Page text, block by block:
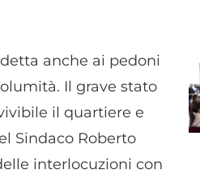
anche ai pedoni
Il grave stato
il quartiere e
Sindaco Roberto
interlocuzioni con